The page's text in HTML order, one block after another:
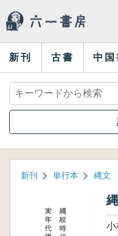
新刊 古書 中国
新刊 単行本 縄文